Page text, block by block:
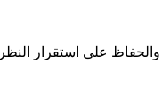
على استقرار